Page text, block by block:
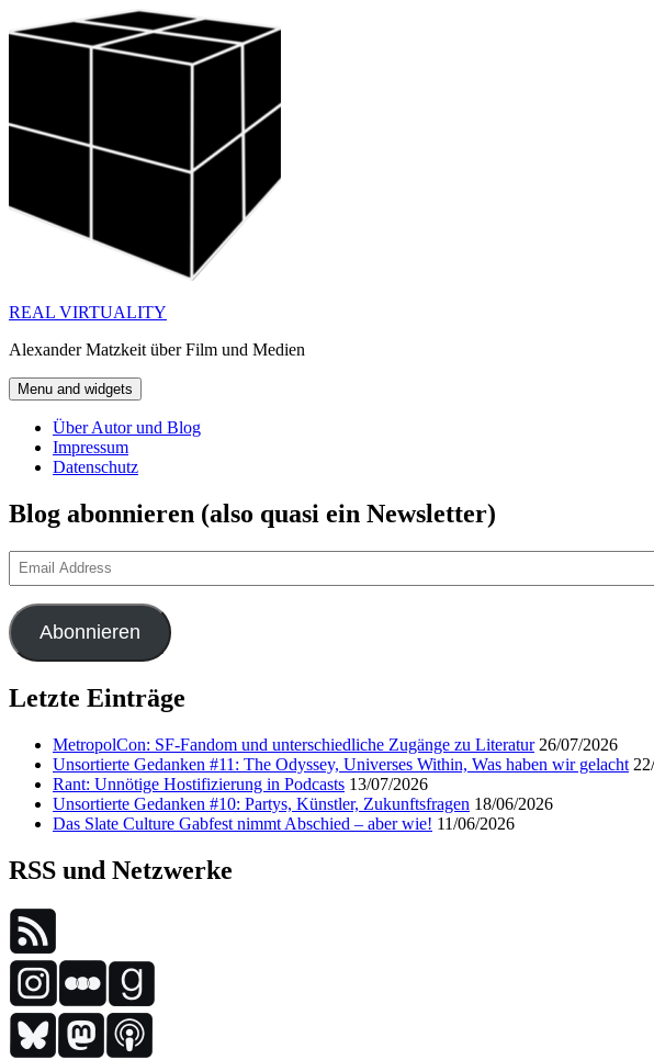
to
REAL VIRTUALITY
Alexander Matzkeit über Film und Medien
Menu and widgets
Über Autor und Blog
Impressum
Datenschutz
Blog abonnieren (also quasi ein Newsletter)
Email
Address
Abonnieren
Letzte Einträge
MetropolCon: SF-Fandom und unterschiedliche Zugänge zu Literatur 26/07/2026
Unsortierte Gedanken #11: The Odyssey, Universes Within, Was haben wir gelacht
Rant: Unnötige Hostifizierung in Podcasts 13/07/2026
Unsortierte Gedanken #10: Partys, Künstler, Zukunftsfragen 18/06/2026
Das Slate Culture Gabfest nimmt Abschied – aber wie! 11/06/2026
RSS und Netzwerke